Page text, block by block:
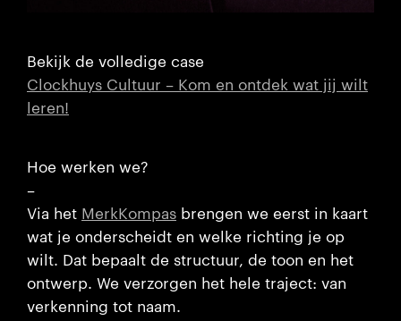
Bekijk de volledige case
Clockhuys Cultuur – Kom en ontdek wat jij wilt
leren!
Hoe werken we?
–
Via het MerkKompas brengen we eerst in kaart
wat je onderscheidt en welke richting je op
wilt. Dat bepaalt de structuur, de toon en het
ontwerp. We verzorgen het hele traject: van
verkenning tot naam.